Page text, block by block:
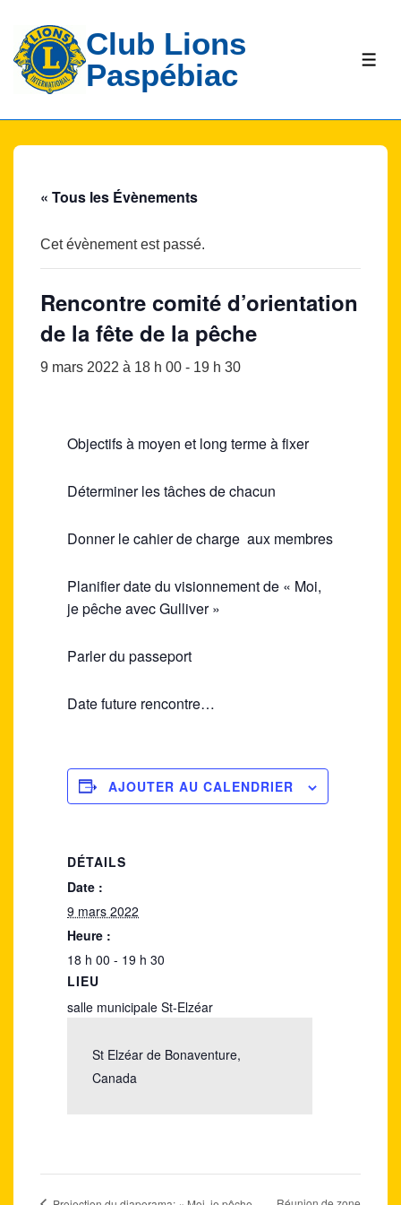
passer
au
contenu
Club Lions
Paspébiac
« Tous les Évènements
Cet évènement est passé.
Rencontre comité d’orientation
de la fête de la pêche
9 mars 2022 à 18 h 00 - 19 h 30
Objectifs à moyen et long terme à fixer
Déterminer les tâches de chacun
Donner le cahier de charge aux membres
Planifier date du visionnement de « Moi,
je pêche avec Gulliver »
Parler du passeport
Date future rencontre…
AJOUTER AU CALENDRIER
DÉTAILS
Date :
9 mars 2022
Heure :
18 h 00 - 19 h 30
LIEU
salle municipale St-Elzéar
St Elzéar de Bonaventure,
Canada